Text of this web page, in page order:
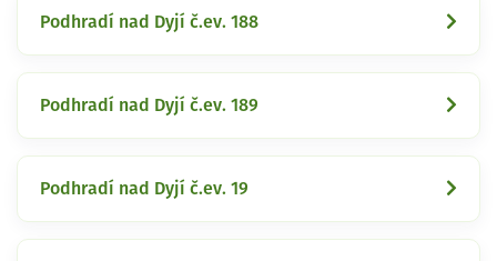
Podhradí nad Dyjí č.ev. 188
Podhradí nad Dyjí č.ev. 189
Podhradí nad Dyjí č.ev. 19